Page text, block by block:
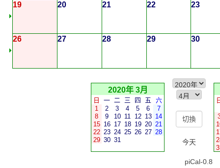
19 20 21 22 23
26 27 28 29 30
2020年 3月
日 一 二 三 四 五
六
1
2 3 4 5 6
7
8
9 10 11 12 13 14
15 16 17 18 19 20 21
22 23 24 25 26 27 28
29 30 31 今天
piCal-0.8